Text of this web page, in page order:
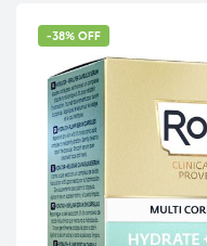
-38% OFF